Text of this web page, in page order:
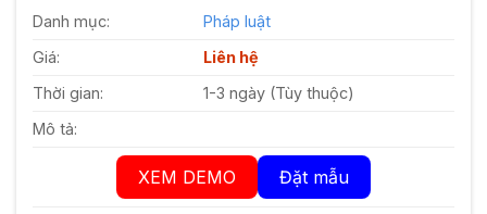
Danh mục:
Pháp luật
Giá:
Liên hệ
Thời gian:
1-3 ngày (Tùy thuộc)
Mô tả:
XEM DEMO Đặt mẫu